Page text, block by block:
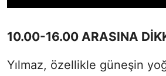
10.00-16.00 ARASINA
Yılmaz, özellikle güneşin